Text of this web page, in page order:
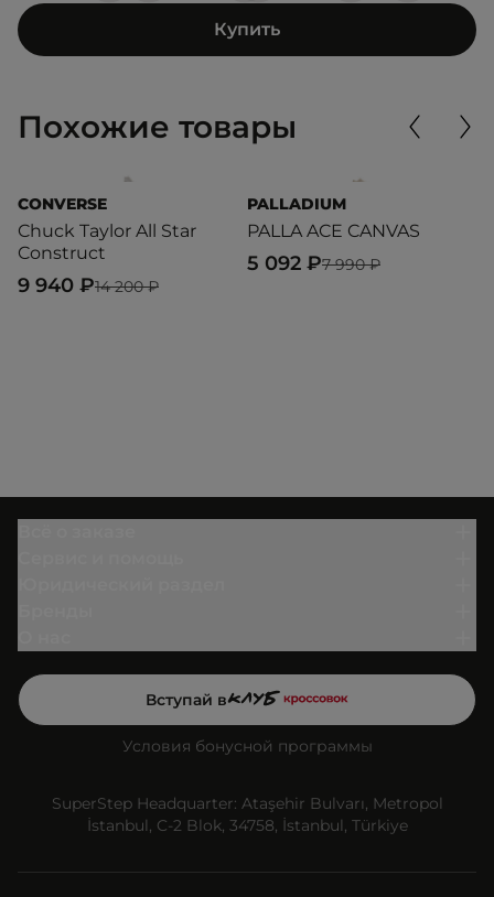
Купить
Похожие товары
CONVERSE
Chuck Taylor All Star
Construct
14 200 ₽
9 940 ₽
PALLADIUM
PALLA ACE CANVAS
7 990 ₽
5 092 ₽
Вступай в
Условия бонусной программы
SuperStep Headquarter: Ataşehir Bulvarı, Metropol
İstanbul, C-2 Blok, 34758, İstanbul, Türkiye